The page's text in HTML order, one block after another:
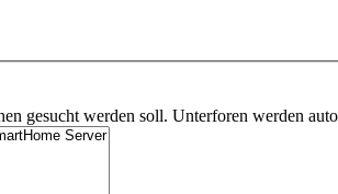
gesucht werden soll. Unterforen werden